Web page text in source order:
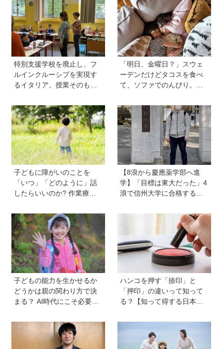
特別支援学校を廃止し、フ
ルインクルーシブを実現す
るイタリア。授業そのもの
やすい形に【言語聴覚士 原
先生が伝える世界のインク
ルーシブ教育】
「明日、金曜日？」スウェ
ーデンだけどタコスを食べ
て、ソファでのんびり。小
【北欧パパと日本で子育てv
ol.23】
子どもに障がいのことを
「いつ」「どのように」話
したらいいのか? 作業療法
当時小学生の息子に伝えた
こと
【8浪から慶應薬学部へ進
学】「目標は東大だった」4
浪で信州大学に合格するも1
た理由、今思うことは「学
歴は人の一部にしかすぎな
い」《慶應生よしださん｜
後編》
子どもの能力を生かせるか
どうかは親の関わり方で決
まる？ AI時代にこそ必要な
の伸ばし方と「愛される人
格」の育み方
ハンコを押す「捺印」と
「押印」の違いって知って
る？【知って得する日本語